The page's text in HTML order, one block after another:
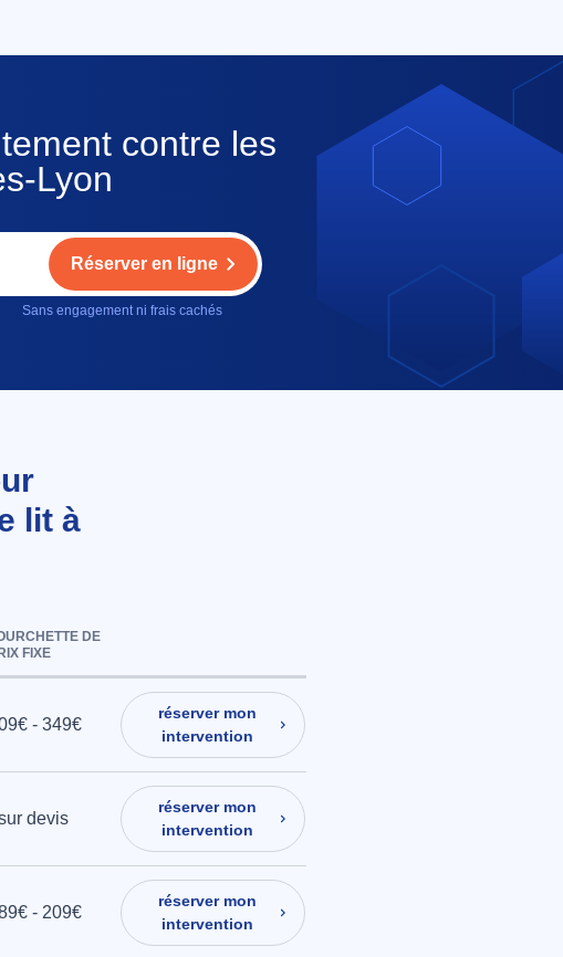
contre les
Lyon
Réserver en ligne
Sans engagement ni frais cachés
lit à
DE
FIXE
- 349€
réserver mon
intervention
devis
réserver mon
intervention
- 209€
réserver mon
intervention